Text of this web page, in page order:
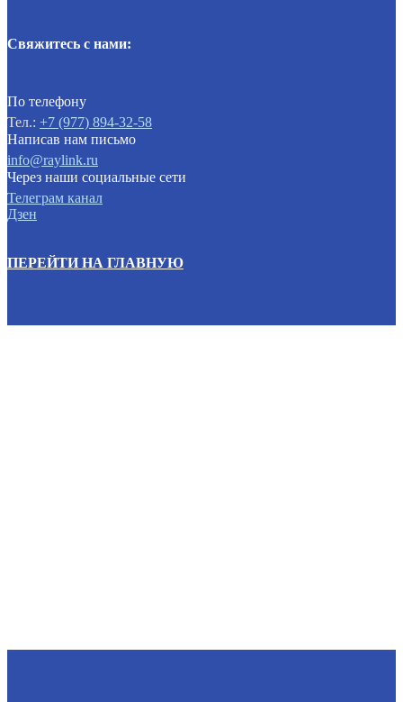
Свяжитесь с нами:
По телефону
Тел.: +7 (977) 894-32-58
Написав нам письмо
info@raylink.ru
Через наши социальные сети
Телеграм канал
Дзен
ПЕРЕЙТИ НА ГЛАВНУЮ